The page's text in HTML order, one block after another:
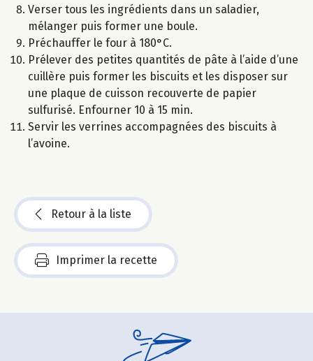
Verser tous les ingrédients dans un saladier,
mélanger puis former une boule.
Préchauffer le four à 180°C.
Prélever des petites quantités de pâte à l’aide d’une
cuillère puis former les biscuits et les disposer sur
une plaque de cuisson recouverte de papier
sulfurisé. Enfourner 10 à 15 min.
Servir les verrines accompagnées des biscuits à
l’avoine.
Retour à la liste
Imprimer la recette